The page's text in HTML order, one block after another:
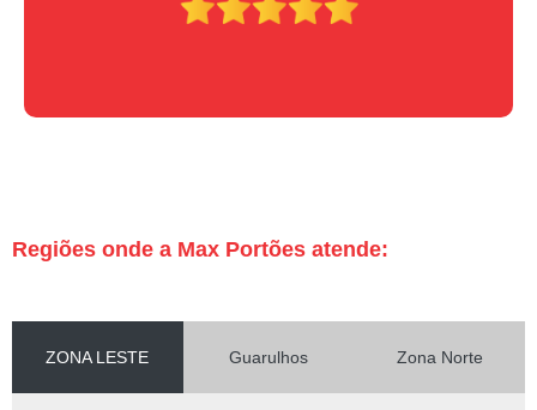
Regiões onde a Max Portões atende:
ZONA LESTE Guarulhos Zona Norte